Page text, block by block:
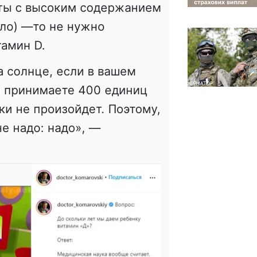
с высоким содержанием
—то не нужно
D.
солнце, если в вашем
400 единиц
не произойдет. Поэтому,
надо: надо», —